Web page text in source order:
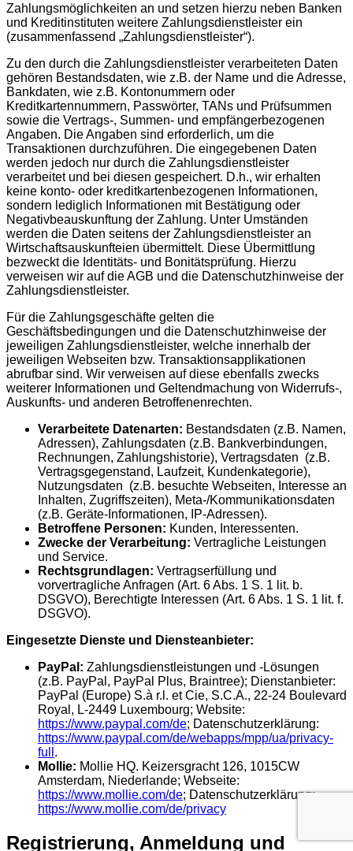
Zahlungsmöglichkeiten an und setzen hierzu neben Banken
und Kreditinstituten weitere Zahlungsdienstleister ein
(zusammenfassend „Zahlungsdienstleister“).
Zu den durch die Zahlungsdienstleister verarbeiteten Daten
gehören Bestandsdaten, wie z.B. der Name und die Adresse,
Bankdaten, wie z.B. Kontonummern oder
Kreditkartennummern, Passwörter, TANs und Prüfsummen
sowie die Vertrags-, Summen- und empfängerbezogenen
Angaben. Die Angaben sind erforderlich, um die
Transaktionen durchzuführen. Die eingegebenen Daten
werden jedoch nur durch die Zahlungsdienstleister
verarbeitet und bei diesen gespeichert. D.h., wir erhalten
keine konto- oder kreditkartenbezogenen Informationen,
sondern lediglich Informationen mit Bestätigung oder
Negativbeauskunftung der Zahlung. Unter Umständen
werden die Daten seitens der Zahlungsdienstleister an
Wirtschaftsauskunfteien übermittelt. Diese Übermittlung
bezweckt die Identitäts- und Bonitätsprüfung. Hierzu
verweisen wir auf die AGB und die Datenschutzhinweise der
Zahlungsdienstleister.
Für die Zahlungsgeschäfte gelten die
Geschäftsbedingungen und die Datenschutzhinweise der
jeweiligen Zahlungsdienstleister, welche innerhalb der
jeweiligen Webseiten bzw. Transaktionsapplikationen
abrufbar sind. Wir verweisen auf diese ebenfalls zwecks
weiterer Informationen und Geltendmachung von Widerrufs-,
Auskunfts- und anderen Betroffenenrechten.
Verarbeitete Datenarten: Bestandsdaten (z.B. Namen,
Adressen), Zahlungsdaten (z.B. Bankverbindungen,
Rechnungen, Zahlungshistorie), Vertragsdaten (z.B.
Vertragsgegenstand, Laufzeit, Kundenkategorie),
Nutzungsdaten (z.B. besuchte Webseiten, Interesse an
Inhalten, Zugriffszeiten), Meta-/Kommunikationsdaten
(z.B. Geräte-Informationen, IP-Adressen).
Betroffene Personen: Kunden, Interessenten.
Zwecke der Verarbeitung: Vertragliche Leistungen
und Service.
Rechtsgrundlagen: Vertragserfüllung und
vorvertragliche Anfragen (Art. 6 Abs. 1 S. 1 lit. b.
DSGVO), Berechtigte Interessen (Art. 6 Abs. 1 S. 1 lit. f.
DSGVO).
Eingesetzte Dienste und Diensteanbieter:
PayPal: Zahlungsdienstleistungen und -Lösungen
(z.B. PayPal, PayPal Plus, Braintree); Dienstanbieter:
PayPal (Europe) S.à r.l. et Cie, S.C.A., 22-24 Boulevard
Royal, L-2449 Luxembourg; Website:
https://www.paypal.com/de; Datenschutzerklärung:
https://www.paypal.com/de/webapps/mpp/ua/privacy-
full .
Mollie: Mollie HQ. Keizersgracht 126, 1015CW
Amsterdam, Niederlande; Webseite:
https://www.mollie.com/de; Datenschutzerklärung:
https://www.mollie.com/de/privacy
Registrierung, Anmeldung und